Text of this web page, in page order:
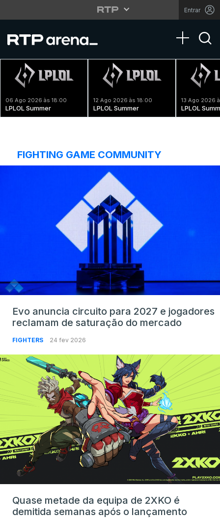
Entrar
Toggle
06 Ago 2026 às 18:00
LPLOL Summer
12 Ago 2026 às 18:00
LPLOL Summer
13 Ago 2026
LPLOL
FIGHTING GAME COMMUNITY
Evo anuncia circuito para 2027 e jogadores
reclamam de saturação do mercado
FIGHTERS 24 fev 2026
Quase metade da equipa de 2XKO é
demitida semanas após o lançamento